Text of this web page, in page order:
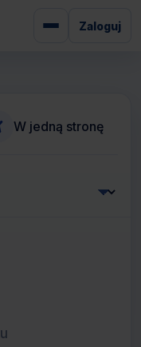
Zaloguj
W jedną stronę